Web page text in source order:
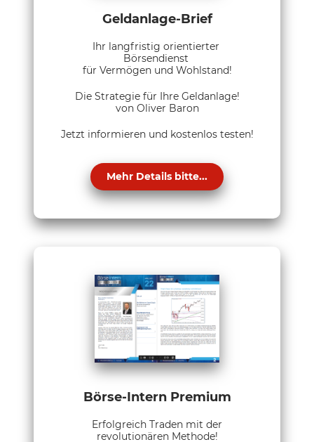
Geldanlage-Brief
Ihr langfristig orientierter
Börsendienst
für Vermögen und Wohlstand!
Die Strategie für Ihre Geldanlage!
von Oliver Baron
Jetzt informieren und kostenlos testen!
Mehr Details bitte...
Börse-Intern Premium
Erfolgreich Traden mit der
revolutionären Methode!